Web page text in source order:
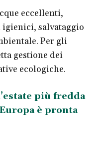
eccellenti,
salvataggio
Per gli
gestione dei
ecologiche.
più fredda
è pronta